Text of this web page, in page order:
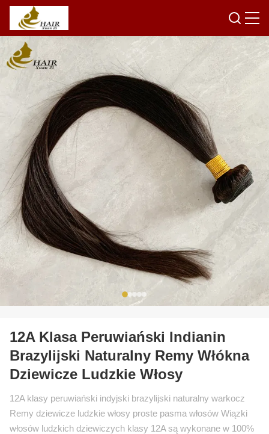
12A Klasa Peruwiański Indianin
Brazylijski Naturalny Remy Włókna
Dziewicze Ludzkie Włosy
12A klasy peruwiański indyjski brazylijski naturalny warkocz
Remy dziewicze ludzkie włosy proste pasma włosów Wiązki
włosów ludzkich dziewiczych klasy 12A są wykonane w 100%